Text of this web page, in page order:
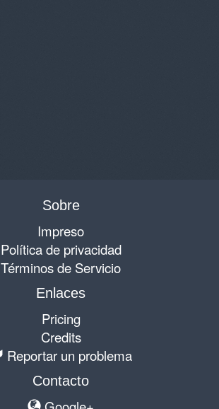
Sobre
Impreso
Política de privacidad
Términos de Servicio
Enlaces
Pricing
Credits
Reportar un problema
Contacto